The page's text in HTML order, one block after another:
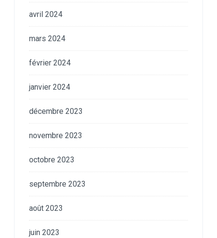
avril 2024
mars 2024
février 2024
janvier 2024
décembre 2023
novembre 2023
octobre 2023
septembre 2023
août 2023
juin 2023